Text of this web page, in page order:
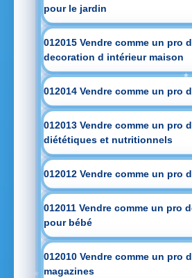
pour le jardin
012015 Vendre comme un pro
decoration d intérieur maison
012014 Vendre comme un pro
012013 Vendre comme un pro
diététiques et nutritionnels
012012 Vendre comme un pro
012011 Vendre comme un pro
pour bébé
012010 Vendre comme un pro
magazines